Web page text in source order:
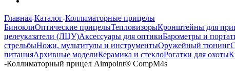
Главная-Каталог-Коллиматорные прицелы
БиноклиОптические прицелыТепловизорыКронштейны для
целеуказатели (ЛЦУ)Аксессуары для оптикиБарометры и
стрельбыНожи, мультитулы и инструментыОружейный тюнинг
питанияАрхивные моделиКерамика и стеклоРогатки для охоты
-Коллиматорный прицел Aimpoint® CompM4s